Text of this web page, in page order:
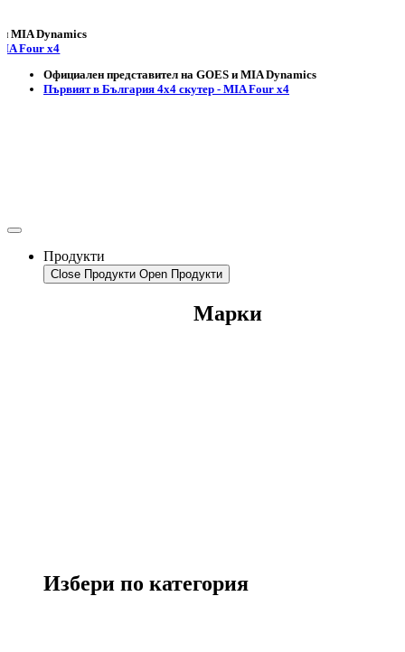
x4
Официален представител на GOES и MIA Dynamics
Първият в България 4х4 скутер - MIA Four x4
Продукти
Close Продукти Open Продукти
Марки
Избери по категория